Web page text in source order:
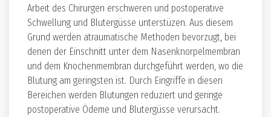
Arbeit des Chirurgen erschweren und postoperative
Schwellung und Blutergüsse unterstüzen. Aus diesem
Grund werden atraumatische Methoden bevorzugt, bei
denen der Einschnitt unter dem Nasenknorpelmembran
und dem Knochenmembran durchgeführt werden, wo die
Blutung am geringsten ist. Durch Eingriffe in diesen
Bereichen werden Blutungen reduziert und geringe
postoperative Ödeme und Blutergüsse verursacht.